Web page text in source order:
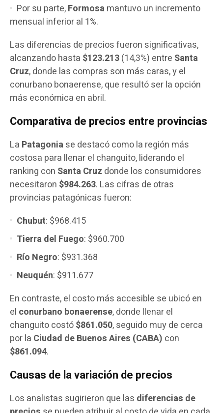
Por su parte,Formosamantuvo un incremento
mensual inferior al 1%.
Las diferencias de precios fueron significativas,
alcanzando hasta $123.213(14,3%) entre Santa
Cruz, donde las compras son más caras, y el
conurbano bonaerense, que resultó ser la opción
más económica en abril.
Comparativa de precios entre provincias
La Patagoniase destacó como la región más
costosa para llenar el changuito, liderando el
ranking con Santa Cruz donde los consumidores
necesitaron $984.263. Las cifras de otras
provincias patagónicas fueron:
Chubut: $968.415
Tierra del Fuego: $960.700
Río Negro: $931.368
Neuquén: $911.677
En contraste, el costo más accesible se ubicó en
el conurbano bonaerense, donde llenar el
changuito costó$861.050, seguido muy de cerca
por la Ciudad de Buenos Aires (CABA) con
$861.094.
Causas de la variación de precios
Los analistas sugirieron que las diferencias de